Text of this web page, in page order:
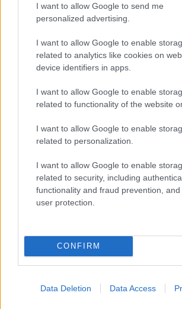
I want to allow Google to send me
personalized advertising.
I want to allow Google to enable
related to analytics like cookies on
device identifiers in apps.
I want to allow Google to enable
related to functionality of the website
I want to allow Google to enable
related to personalization.
I want to allow Google to enable
related to security, including
functionality and fraud prevention,
user protection.
CONFIRM
Data Deletion Data Access
Na určenie vhodného výkonu
dôležitá veľkosť miestnosti, ktorú chcete
chcete mať približnú predstavu, môžete
tabuľkou:
40 – 60 m2 5 kW
Text:Erika Kuhnová
Odborná spolupráca: